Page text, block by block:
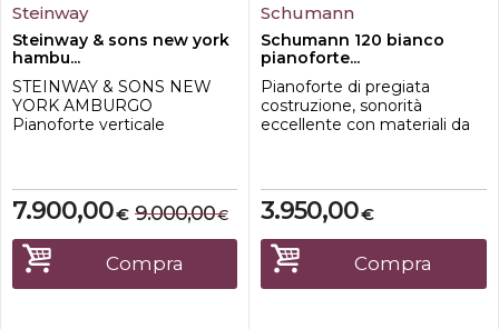
Steinway
Steinway & sons new york
hambu...
STEINWAY & SONS NEW
YORK AMBURGO
Pianoforte verticale
impiallacciato in pregiato
palissandro, prodotto dalla
rinomata casa STEINWAY &
SONS di New York. La
struttura metallica è
contrassegnata con il
€
7.900,00 €
9.000,00
Compra
Schumann
Schumann 120 bianco
pianoforte...
Pianoforte di pregiata
costruzione, sonorità
eccellente con materiali da
protezione.Rapporto
qualità/prezzo
elevato.Dimensioni:Lunghez
za 152 cmAltezza 122
cmProfondità 61 cmIL
PREZZO NON INCLUDE IL
€
3.950,00
Compra